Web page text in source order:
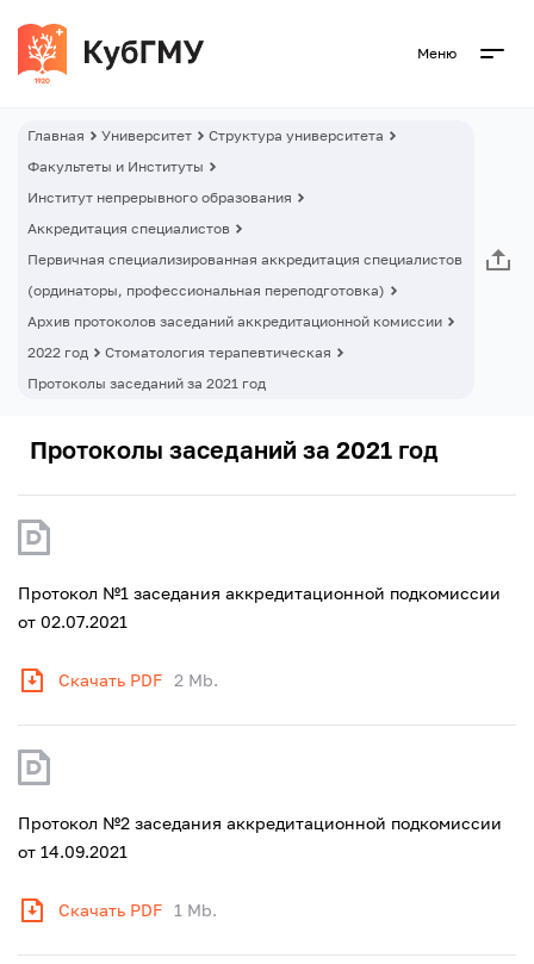
Меню
Главная Университет
Структура университета
Факультеты и Институты
Институт непрерывного образования
Аккредитация специалистов
Первичная специализированная аккредитация специалистов
(ординаторы, профессиональная переподготовка)
Архив протоколов заседаний аккредитационной комиссии
2022 год
Стоматология терапевтическая
Протоколы заседаний за 2021 год
Протоколы заседаний за 2021 год
Протокол №1 заседания аккредитационной подкомиссии
от 02.07.2021
Скачать PDF 2 Mb.
Протокол №2 заседания аккредитационной подкомиссии
от 14.09.2021
Скачать PDF 1 Mb.